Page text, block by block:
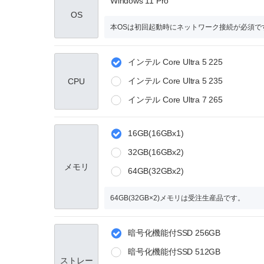
OS
本OSは初回起動時にネットワーク接続が必須で
CPU
インテル Core Ultra 5 225
インテル Core Ultra 5 235
インテル Core Ultra 7 265
メモリ
16GB(16GBx1)
32GB(16GBx2)
64GB(32GBx2)
64GB(32GB×2)メモリは受注生産品です。
ストレー
暗号化機能付SSD 256GB
暗号化機能付SSD 512GB